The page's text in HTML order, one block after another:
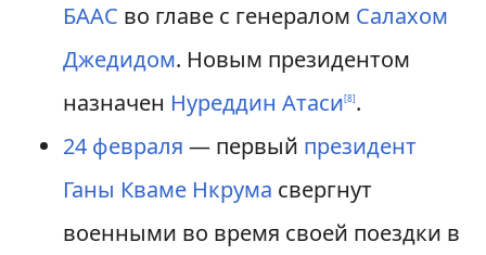
БААС во главе с генералом Салахом
Джедидом. Новым президентом
назначен Нуреддин Атаси[8].
24 февраля — первый президент
Ганы Кваме Нкрума свергнут
военными во время своей поездки в